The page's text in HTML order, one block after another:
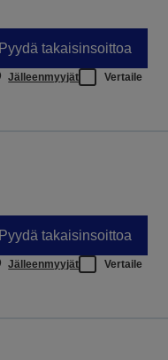
Pyydä takaisinsoittoa
Jälleenmyyjät Vertaile
Pyydä takaisinsoittoa
Jälleenmyyjät Vertaile